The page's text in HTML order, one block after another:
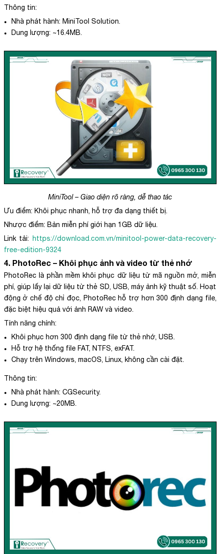
Thông tin:
Nhà phát hành: MiniTool Solution.
Dung lượng: ~16.4MB.
MiniTool – Giao diện rõ ràng, dễ thao tác
Ưu điểm: Khôi phục nhanh, hỗ trợ đa dạng thiết bị.
Nhược điểm: Bản miễn phí giới hạn 1GB dữ liệu.
Link tải:
https://download.com.vn/minitool-power-data-recovery-
free-edition-9324
4. PhotoRec – Khôi phục ảnh và video từ thẻ nhớ
PhotoRec là phần mềm khôi phục dữ liệu từ mã nguồn mở, miễn
phí, giúp lấy lại dữ liệu từ thẻ SD, USB, máy ảnh kỹ thuật số. Hoạt
động ở chế độ chỉ đọc, PhotoRec hỗ trợ hơn 300 định dạng file,
đặc biệt hiệu quả với ảnh RAW và video.
Tính năng chính:
Khôi phục hơn 300 định dạng file từ thẻ nhớ, USB.
Hỗ trợ hệ thống file FAT, NTFS, exFAT.
Chạy trên Windows, macOS, Linux, không cần cài đặt.
Thông tin:
Nhà phát hành: CGSecurity.
Dung lượng: ~20MB.